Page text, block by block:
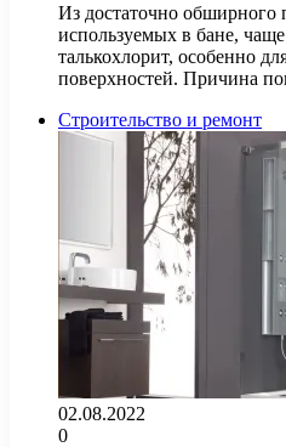
Из достаточно обширного
используемых в бане,
талькохлорит, особенно
поверхностей. Причина
Строительство и ремонт
02.08.2022
0